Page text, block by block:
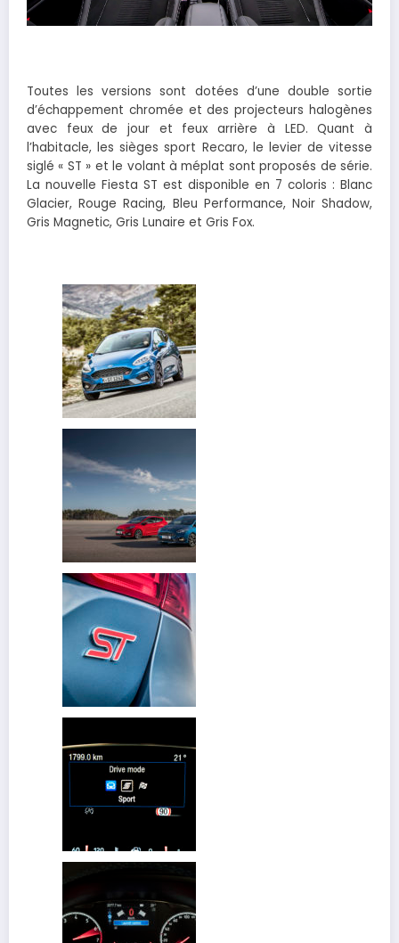
Toutes les versions sont dotées d’une double sortie
d’échappement chromée et des projecteurs halogènes
avec feux de jour et feux arrière à LED. Quant à
l’habitacle, les sièges sport Recaro, le levier de vitesse
siglé « ST » et le volant à méplat sont proposés de série.
La nouvelle Fiesta ST est disponible en 7 coloris : Blanc
Glacier, Rouge Racing, Bleu Performance, Noir Shadow,
Gris Magnetic, Gris Lunaire et Gris Fox.